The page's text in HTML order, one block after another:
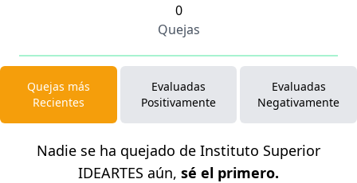
0
Quejas
Quejas más
Recientes
Evaluadas
Positivamente
Evaluadas
Negativamente
Nadie se ha quejado de Instituto Superior
IDEARTES aún, sé el primero.